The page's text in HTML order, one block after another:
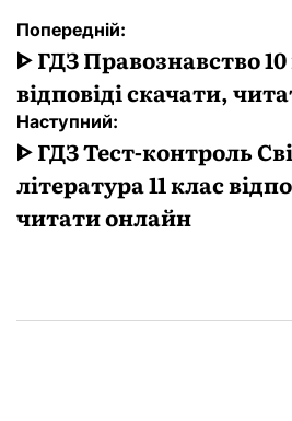
Навігація
записів
Попередній:
ᐈ ГДЗ Правознавство
відповіді скачати,
Наступний:
ᐈ ГДЗ Тест-контроль
література 11 клас
читати онлайн